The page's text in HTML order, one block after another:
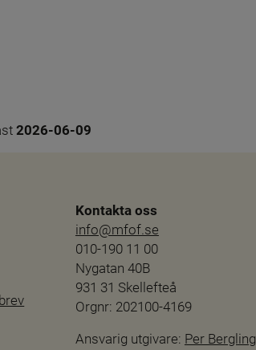
2026-06-09
Kontakta oss
info@mfof.se
010-190 11 00
Nygatan 40B
931 31 Skellefteå
Orgnr: 202100-4169
Ansvarig utgivare: Per Bergling